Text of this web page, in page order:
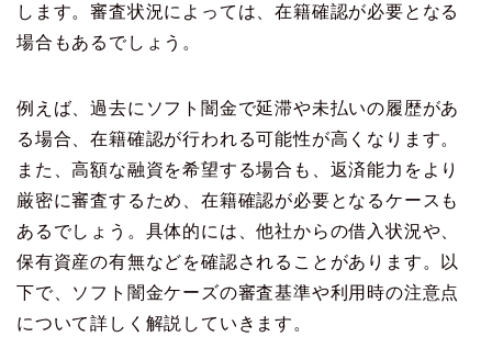
します。審査状況によっては、在籍確認が必要となる
場合もあるでしょう。
例えば、過去にソフト闇金で延滞や未払いの履歴があ
る場合、在籍確認が行われる可能性が高くなります。
また、高額な融資を希望する場合も、返済能力をより
厳密に審査するため、在籍確認が必要となるケースも
あるでしょう。具体的には、他社からの借入状況や、
保有資産の有無などを確認されることがあります。以
下で、ソフト闇金ケーズの審査基準や利用時の注意点
について詳しく解説していきます。